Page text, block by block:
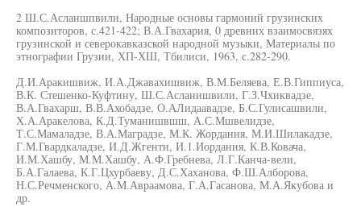
2 Ш.С.Асланшпвили, Народные основы гармоний грузинских
композиторов, с.421-422; В.А.Гвахария, 0 древних взаимосвязях
грузинской и северокавказской народной музыки, Материалы по
этнографии Грузии, ХП-ХШ, Тбилиси, 1963, с.282-290.
Д.И.Аракишвиж, И.А.Джавахишвиж, В.М.Беляева, Е.В.Гиппиуса,
В.К. Стешенко-Куфтину, Ш.С.Асланишвили, Г.З.Чхиквадзе,
В.А.Гвахарш, В.В.Ахобадзе, О.АЛидаавадзе, Б.С.Гулисашвили,
Х.А.Аракелова, К.Д.Туманишвшш, А.С.Мшвелидзе,
Т.С.Мамаладзе, В.А.Маградзе, М.К. Жордания, М.И.Шилакадзе,
Г.М.Гвардкаладзе, И.Д.Жгенти, И.1.Иордания, К.В.Ковача,
И.М.Хашбу, М.М.Хашбу, А.Ф.Гребнева, Л.Г.Канча-вели,
Б.А.Галаева, К.Г.Цхурбаеву, Д.С.Хаханова, Ф.Ш.Алборова,
Н.С.Речменского, А.М.Авраамова, Г.А.Гасанова, М.А.Якубова и
др.